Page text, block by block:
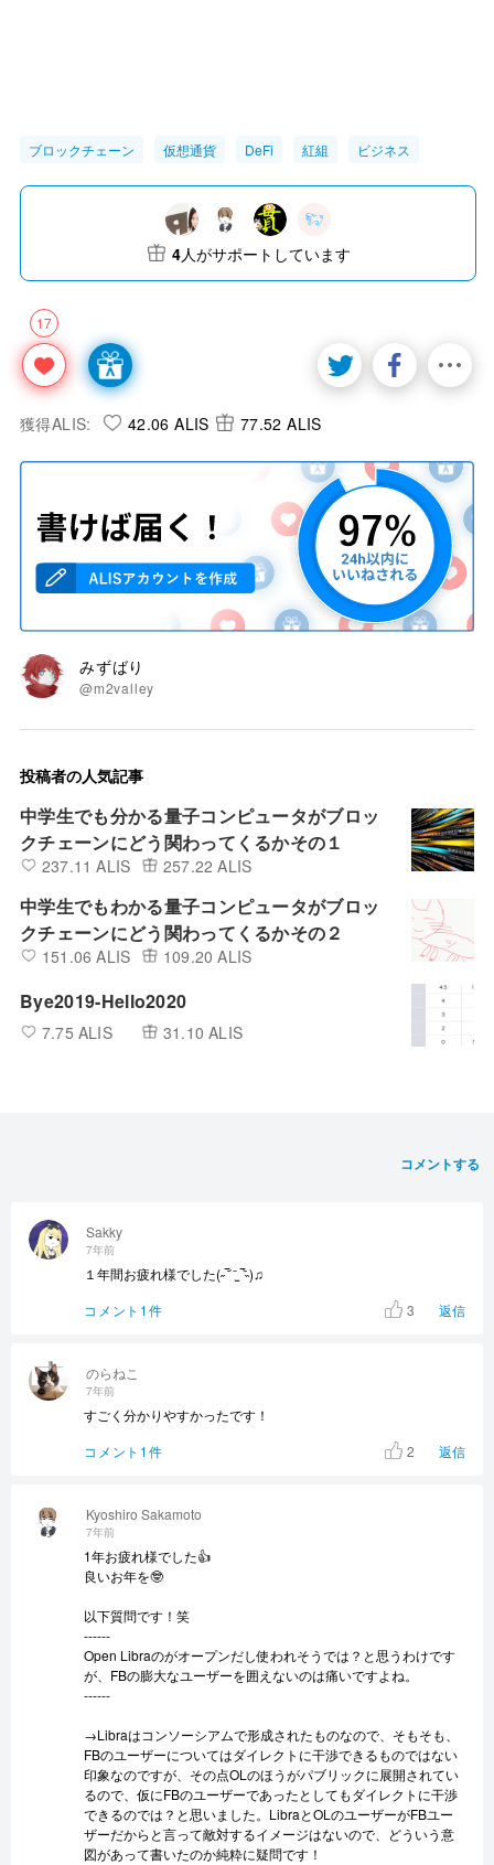
ブロックチェーン 仮想通貨 DeFi 紅組 ビジネス
17
4人がサポートしています
獲得ALIS: 42.06 ALIS 77.52 ALIS
みずばり
@m2valley
投稿者の人気記事
中学生でも分かる量子コンピュータがブロッ
クチェーンにどう関わってくるかその１
237.11 ALIS 257.22 ALIS
中学生でもわかる量子コンピュータがブロッ
クチェーンにどう関わってくるかその２
151.06 ALIS 109.20 ALIS
Bye2019-Hello2020
7.75 ALIS 31.10 ALIS
コメントする
Kyoshiro Sakamoto
7年前
1年お疲れ様でした👍
良いお年を🤓
以下質問です！笑
------
Open Libraのがオープンだし使われそうでは？と思うわけです
が、FBの膨大なユーザーを囲えないのは痛いですよね。
------
→Libraはコンソーシアムで形成されたものなので、そもそも、
FBのユーザーについてはダイレクトに干渉できるものではない
印象なのですが、その点OLのほうがパブリックに展開されてい
るので、仮にFBのユーザーであったとしてもダイレクトに干渉
できるのでは？と思いました。LibraとOLのユーザーがFBユー
ザーだからと言って敵対するイメージはないので、どういう意
図があって書いたのか純粋に疑問です！
のらねこ
7年前
すごく分かりやすかったです！
コメント1件
2 返信
Sakky
7年前
１年間お疲れ様でした(˶‾᷄ ⁻̫ ‾᷅˵)♫
コメント1件
3 返信